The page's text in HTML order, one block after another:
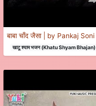
बाबा चाँद जैसा | by Pankaj Soni
खाटू श्याम भजन (Khatu Shyam Bhajan)